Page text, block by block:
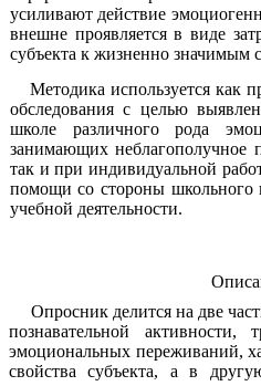
усиливают действие
внешне проявляется в виде
субъекта к жизненно значимым
Методика используется как
обследования с целью
школе различного рода
занимающих неблагополучное
так и при индивидуальной
помощи со стороны школьного
учебной деятельности.
Опросник делится на две
познавательной активности,
эмоциональных переживаний,
свойства субъекта, а в